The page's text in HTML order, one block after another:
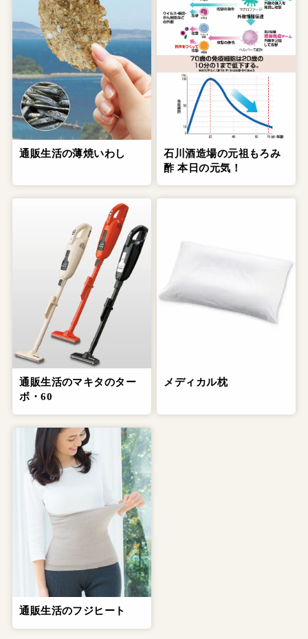
通販生活の薄焼いわし
石川酒造場の元祖もろみ
酢 本日の元気！
通販生活のマキタのター
ボ・60
メディカル枕
通販生活のフジヒート